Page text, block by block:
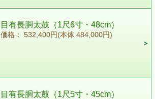
目有長胴太鼓（1尺6寸・48cm）
価格： 532,400円(本体 484,000円)
目有長胴太鼓（1尺5寸・45cm）